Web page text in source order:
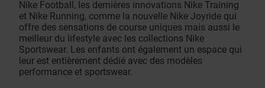
Nike Football, les dernières innovations Nike Training
et Nike Running, comme la nouvelle Nike Joyride qui
offre des sensations de course uniques mais aussi le
meilleur du lifestyle avec les collections Nike
Sportswear. Les enfants ont également un espace qui
leur est entièrement dédié avec des modèles
performance et sportswear.